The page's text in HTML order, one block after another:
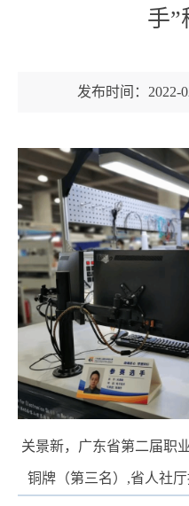
手”
发布时间：2022-
关景新，广东省第二届职
铜牌（第三名）,省人社厅